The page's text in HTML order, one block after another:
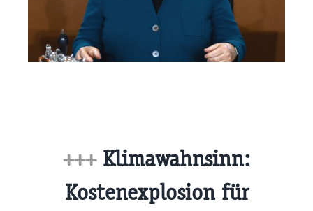
+++Klimawahnsinn:
Kostenexplosion für